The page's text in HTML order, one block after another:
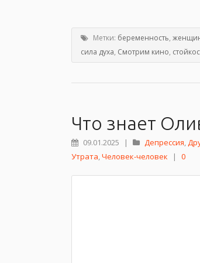
Метки: беременность,
сила духа, Смотрим кино,
Что знает
09.01.2025 | Депрессия,
Утрата,Человек-человек | 0